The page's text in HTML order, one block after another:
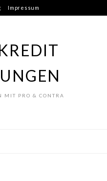
Impressum
MIT PRO & CONTRA